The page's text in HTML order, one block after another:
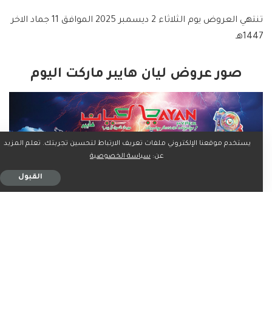
تنتهي العروض يوم الثلاثاء 2 ديسمبر 2025 الموافق 11 جماد الاخر
1447هـ
صور عروض ليان هايبر ماركت اليوم
يستخدم موقعنا الإلكتروني ملفات تعريف الارتباط لتحسين تجربتك. تعلم المزيد
عن: سياسة الخصوصية
القبول